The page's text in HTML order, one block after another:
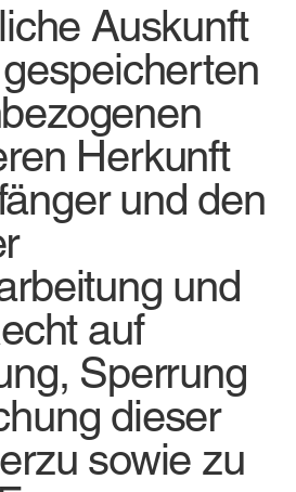
Auskunft
Herkunft
und den
und
auf
Sperrung
dieser
sowie zu